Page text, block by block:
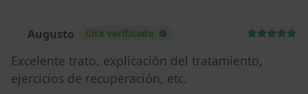
Augusto Cita verificada
Excelente trato, explicación del tratamiento,
ejercicios de recuperación, etc.